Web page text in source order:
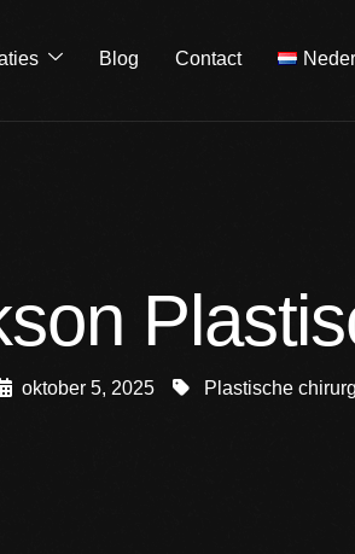
Blog Contact
oktober 5, 2025 Plastische